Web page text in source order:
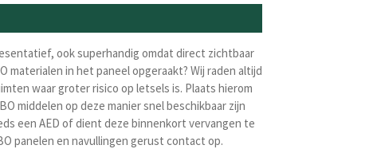
ook superhandig omdat direct zichtbaar
materialen in het paneel opgeraakt? Wij raden altijd
waar groter risico op letsels is. Plaats hierom
middelen op deze manier snel beschikbaar zijn
een AED of dient deze binnenkort vervangen te
panelen en navullingen gerust contact op.